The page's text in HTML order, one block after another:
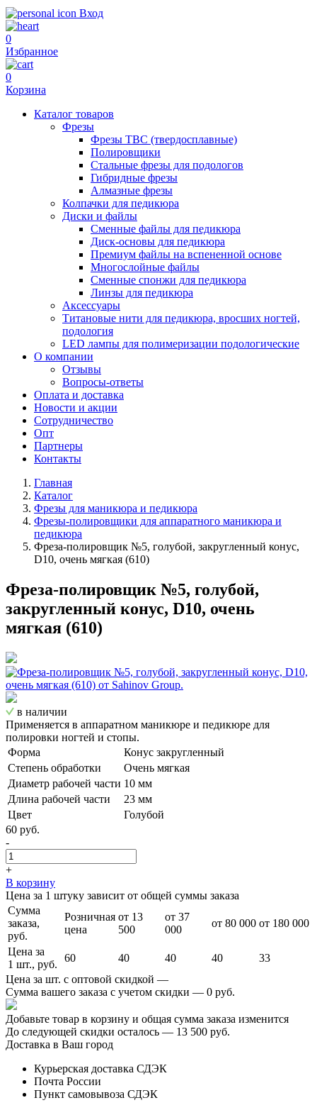
Вход
0
Избранное
0
Корзина
Каталог товаров
Фрезы
Фрезы ТВС (твердосплавные)
Полировщики
Стальные фрезы для подологов
Гибридные фрезы
Алмазные фрезы
Колпачки для педикюра
Диски и файлы
Сменные файлы для педикюра
Диск-основы для педикюра
Премиум файлы на вспененной основе
Многослойные файлы
Сменные спонжи для педикюра
Линзы для педикюра
Аксессуары
Титановые нити для педикюра, вросших ногтей,
подология
LED лампы для полимеризации подологические
О компании
Отзывы
Вопросы-ответы
Оплата и доставка
Новости и акции
Сотрудничество
Опт
Партнеры
Контакты
Главная
Каталог
Фрезы для маникюра и педикюра
Фрезы-полировщики для аппаратного маникюра и
педикюра
Фреза-полировщик №5, голубой, закругленный конус,
D10, очень мягкая (610)
Фреза-полировщик №5, голубой,
закругленный конус, D10, очень
мягкая (610)
в наличии
Применяется в аппаратном маникюре и педикюре для
полировки ногтей и стопы.
Форма
Конус закругленный
Степень обработки
Очень мягкая
Диаметр рабочей части 10 мм
Длина рабочей части
23 мм
Цвет
Голубой
60 руб.
-
+
В корзину
Цена за 1 штуку зависит от общей суммы заказа
Сумма
заказа,
руб.
Розничная
цена
от 13
500
от 37
000
от 80 000 от 180 000
Цена за
1 шт., руб.
60 40 40 40
33
Цена за шт. с оптовой скидкой —
Сумма вашего заказа с учетом скидки — 0 руб.
Добавьте товар в корзину и общая сумма заказа изменится
До следующей скидки осталось — 13 500 руб.
Доставка в Ваш город
Курьерская доставка СДЭК
Почта России
Пункт самовывоза СДЭК